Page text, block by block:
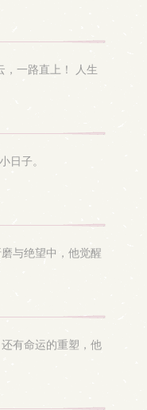
，一路直上！ 人生
日子。
与绝望中，他觉醒
有命运的重塑，他